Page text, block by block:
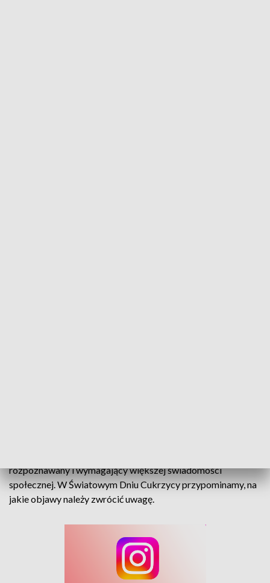
rozpoznawany i wymagający większej świadomości
społecznej. W Światowym Dniu Cukrzycy przypominamy, na
jakie objawy należy zwrócić uwagę.